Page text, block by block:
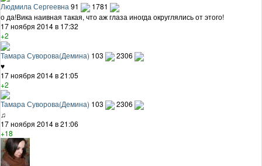
Людмила Сергеевна 91
1781
о да!Вика наивная такая, что аж глаза иногда округлялись от этого!
17 ноября 2014 в 17:32
+2
Тамара Суворова(Демина) 103
2306
♥
17 ноября 2014 в 21:05
+2
Тамара Суворова(Демина) 103
2306
♫
17 ноября 2014 в 21:06
+18